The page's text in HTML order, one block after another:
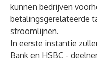
kunnen bedrijven
betalingsgerelateerde
stroomlijnen.
In eerste instantie
Bank en HSBC -